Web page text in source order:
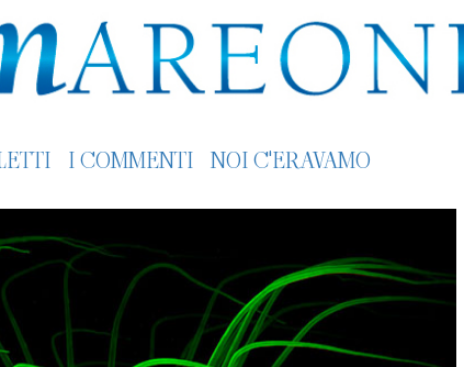
I COMMENTI NOI C'ERAVAMO